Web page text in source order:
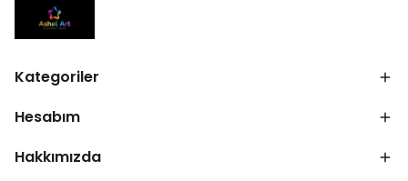
Kategoriler
Hesabım
Hakkımızda